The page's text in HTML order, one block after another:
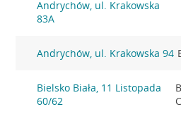
Andrychów, ul. Krakowska
83A
Andrychów, ul. Krakowska 94
Bielsko Biała, 11 Listopada
60/62